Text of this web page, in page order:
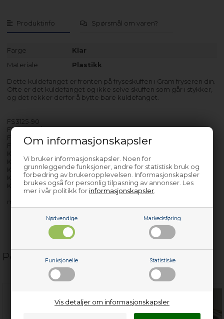
Om informasjonskapsler
Vi bruker informasjonskapsler. Noen for
grunnleggende funksjoner, andre for statistisk bruk og
forbedring av brukeropplevelsen. Informasjonskapsler
brukes også for personlig tilpasning av annonser. Les
mer i vår politikk for informasjonskapsler
Nødvendige Markedsføring
Funksjonelle Statistiske
Vis detaljer om informasjonskapsler
Produktinfo Spørsmål om varen?
Farge
Klar
Materiale
Plastikk
Dette kuldefanget er fronten på fryseskuffen i Gram fryseren din.
Ofte er det kuldefanget og ikke selve skuffen som går i stykker,
og det rekker derfor å bytte bare kuldefanget.
FS3125-90
FS3125-90/1
FS3185-60
FS3185-90
KF3255-60
KF3255-90
KF3295-60
KF3295-90
KF3295-90X
med flere…
Populære relaterte produkter